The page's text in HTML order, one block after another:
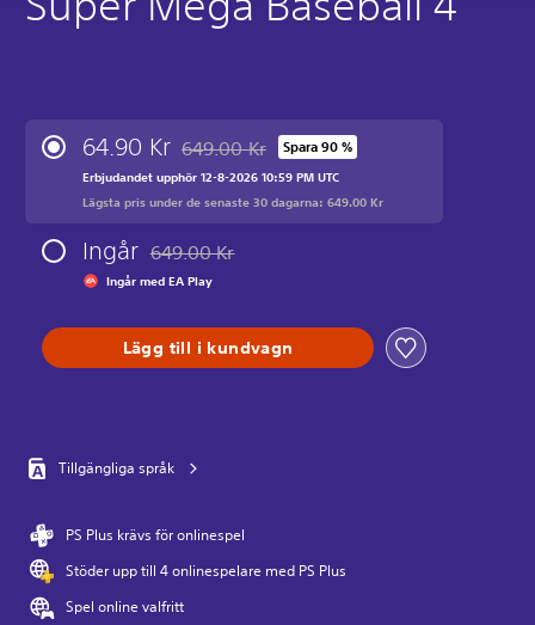
64.90 Kr Nedsatt från ursprungspriset på 649.00 Kr
649.00 Kr Spara 90 %
Erbjudandet upphör 12-8-2026 10:59 PM UTC
Lägsta pris under de senaste 30 dagarna: 649.00 Kr
Ingår Nedsatt från ursprungspriset på 649.00 Kr
649.00 Kr
Ingår med EA Play
Lägg till i kundvagn
Tillgängliga språk
PS Plus krävs för onlinespel
Stöder upp till 4 onlinespelare med PS Plus
Spel online valfritt